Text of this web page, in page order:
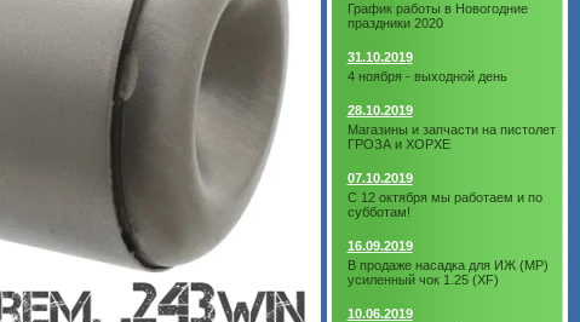
График работы в Новогодние
праздники 2020
31.10.2019
4 ноября - выходной день
28.10.2019
Магазины и запчасти на пистолет
ГРОЗА и ХОРХЕ
07.10.2019
С 12 октября мы работаем и по
субботам!
16.09.2019
В продаже насадка для ИЖ (МР)
усиленный чок 1.25 (XF)
10.06.2019